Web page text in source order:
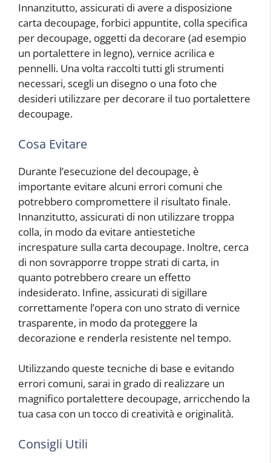
Innanzitutto, assicurati di avere a disposizione
carta decoupage, forbici appuntite, colla specifica
per decoupage, oggetti da decorare (ad esempio
un portalettere in legno), vernice acrilica e
pennelli. Una volta raccolti tutti gli strumenti
necessari, scegli un disegno o una foto che
desideri utilizzare per decorare il tuo portalettere
decoupage.
Cosa Evitare
Durante l’esecuzione del decoupage, è
importante evitare alcuni errori comuni che
potrebbero compromettere il risultato finale.
Innanzitutto, assicurati di non utilizzare troppa
colla, in modo da evitare antiestetiche
increspature sulla carta decoupage. Inoltre, cerca
di non sovrapporre troppe strati di carta, in
quanto potrebbero creare un effetto
indesiderato. Infine, assicurati di sigillare
correttamente l’opera con uno strato di vernice
trasparente, in modo da proteggere la
decorazione e renderla resistente nel tempo.
Utilizzando queste tecniche di base e evitando
errori comuni, sarai in grado di realizzare un
magnifico portalettere decoupage, arricchendo la
tua casa con un tocco di creatività e originalità.
Consigli Utili